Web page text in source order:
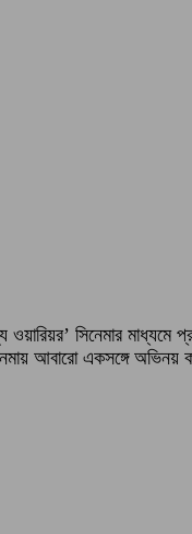
সিনেমার মাধ্যমে
আবারো একসঙ্গে অভিনয়